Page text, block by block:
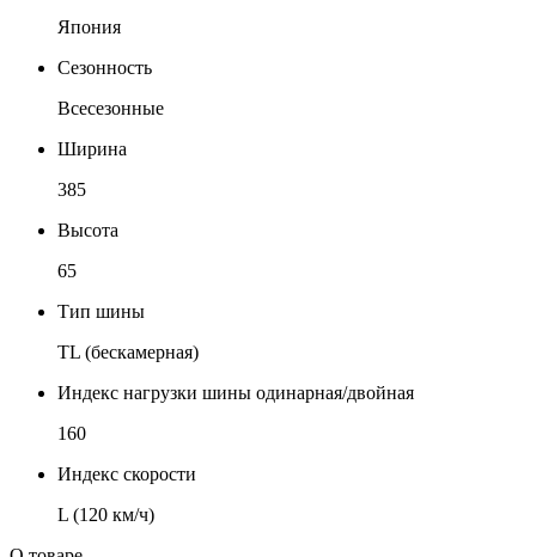
Япония
Сезонность
Всесезонные
Ширина
385
Высота
65
Тип шины
TL (бескамерная)
Индекс нагрузки шины одинарная/двойная
160
Индекс скорости
L (120 км/ч)